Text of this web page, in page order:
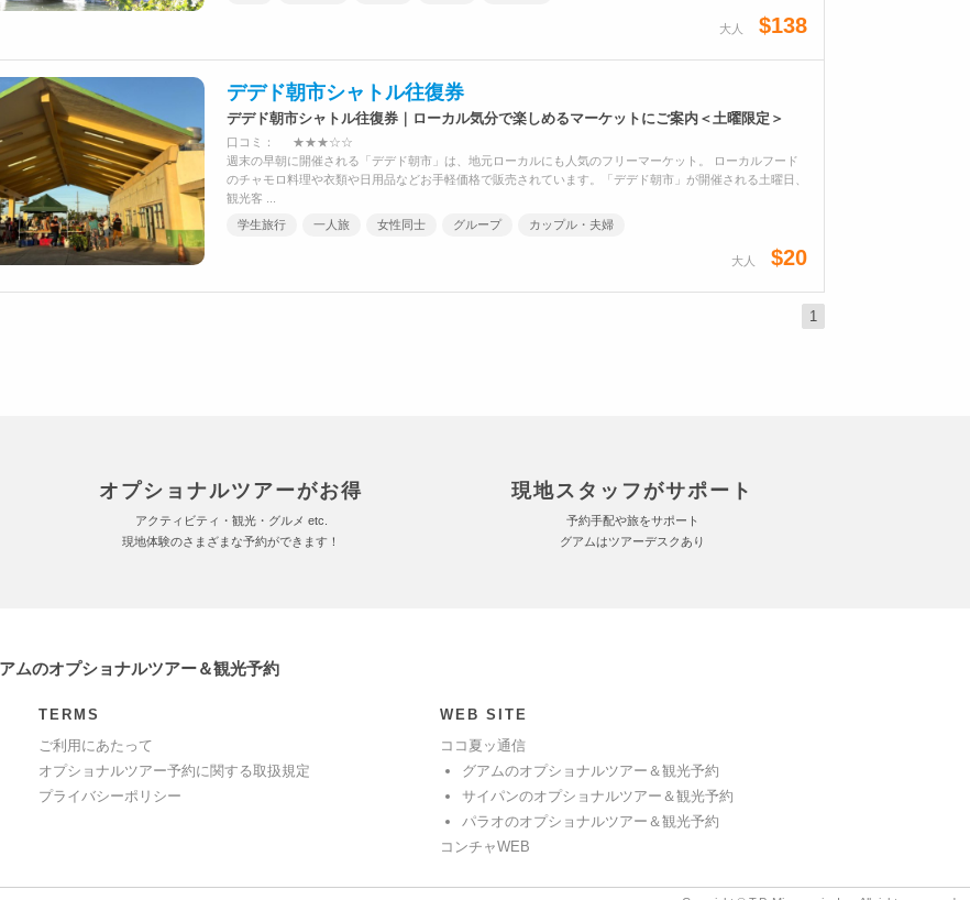
大人 $138
デデド朝市シャトル往復券
デデド朝市シャトル往復券｜ローカル気分で楽しめるマーケットにご案内＜土曜限定＞
口コミ：
★★★☆☆
週末の早朝に開催される「デデド朝市」は、地元ローカルにも人気のフリーマーケット。 ローカルフード
のチャモロ料理や衣類や日用品などお手軽価格で販売されています。「デデド朝市」が開催される土曜日、
観光客 ...
学生旅行
一人旅 女性同士 グループ カップル・夫婦
大人 $20
1
オプショナルツアーがお得
アクティビティ・観光・グルメ etc.
現地体験のさまざまな予約ができます！
現地スタッフがサポート
予約手配や旅をサポート
グアムはツアーデスクあり
ムのオプショナルツアー＆観光予約
TERMS
ご利用にあたって
オプショナルツアー予約に関する取扱規定
プライバシーポリシー
WEB SITE
ココ夏ッ通信
グアムのオプショナルツアー＆観光予約
サイパンのオプショナルツアー＆観光予約
パラオのオプショナルツアー＆観光予約
コンチャWEB